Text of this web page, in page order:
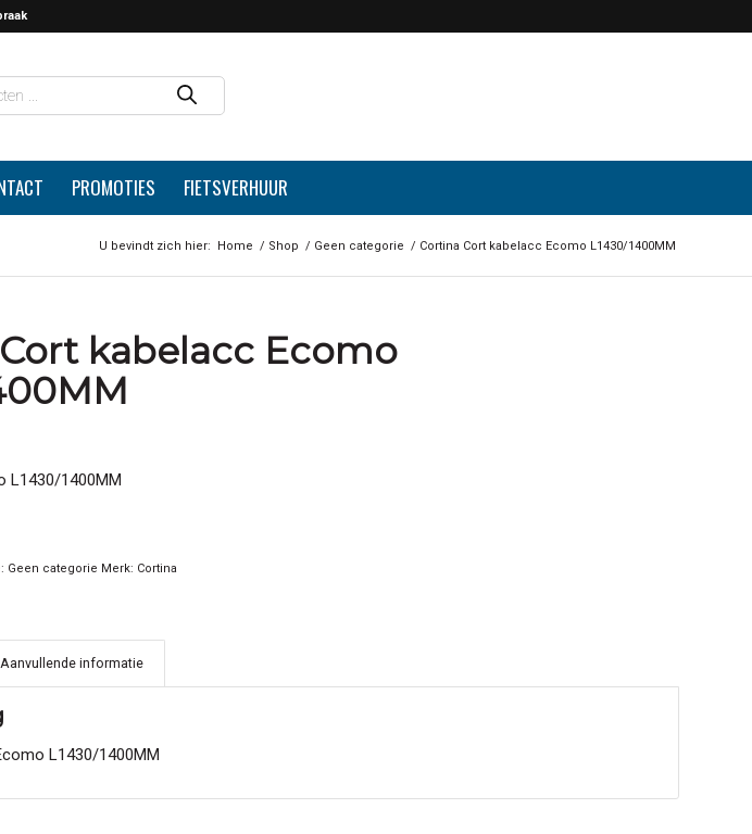
PROMOTIES FIETSVERHUUR
U bevindt zich hier: Home / Shop / Geen categorie / Cortina Cort kabelacc Ecomo L1430/1400MM
kabelacc Ecomo
L1430/1400MM
Geen categorie Merk: Cortina
Aanvullende informatie
L1430/1400MM